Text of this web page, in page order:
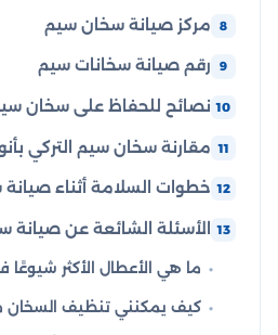
مركز صيانة سخان سيم
رقم صيانة سخانات سيم
نصائح للحفاظ على سخان
مقارنة سخان سيم التركي
خطوات السلامة أثناء
الأسئلة الشائعة عن
ما هي الأعطال الأكثر
كيف يمكنني تنظيف السخان